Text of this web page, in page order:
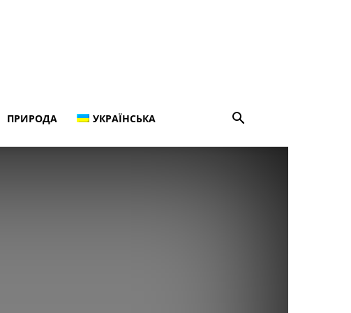
ПРИРОДА УКРАЇНСЬКА